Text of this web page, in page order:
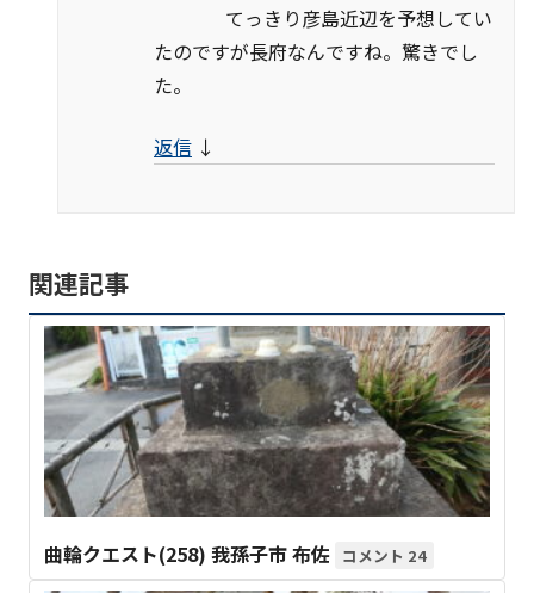
てっきり彦島近辺を予想してい
たのですが長府なんですね。驚きでし
た。
返信 ↓
関連記事
曲輪クエスト(258) 我孫子市 布佐 24